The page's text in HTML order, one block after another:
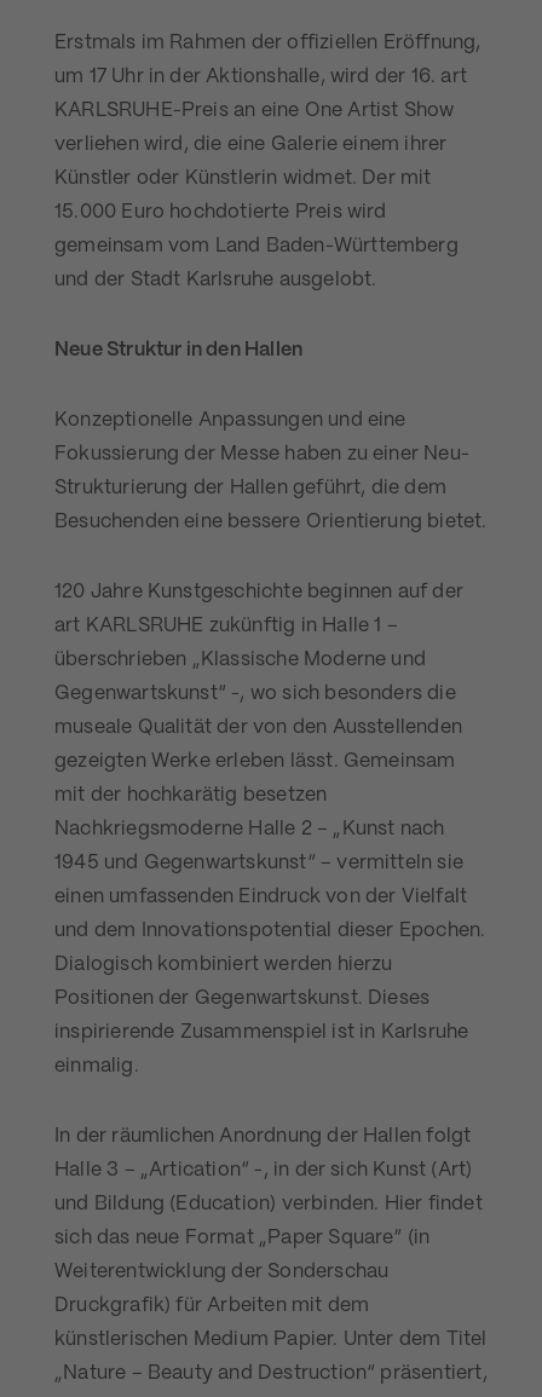
Erstmals im Rahmen der offiziellen Eröffnung,
um 17 Uhr in der Aktionshalle, wird der 16. art
KARLSRUHE-Preis an eine One Artist Show
verliehen wird, die eine Galerie einem ihrer
Künstler oder Künstlerin widmet. Der mit
15.000 Euro hochdotierte Preis wird
gemeinsam vom Land Baden-Württemberg
und der Stadt Karlsruhe ausgelobt.
Neue Struktur in den Hallen
Konzeptionelle Anpassungen und eine
Fokussierung der Messe haben zu einer Neu-
Strukturierung der Hallen geführt, die dem
Besuchenden eine bessere Orientierung bietet.
120 Jahre Kunstgeschichte beginnen auf der
art KARLSRUHE zukünftig in Halle 1 –
überschrieben „Klassische Moderne und
Gegenwartskunst“ -, wo sich besonders die
museale Qualität der von den Ausstellenden
gezeigten Werke erleben lässt. Gemeinsam
mit der hochkarätig besetzen
Nachkriegsmoderne Halle 2 – „Kunst nach
1945 und Gegenwartskunst“ – vermitteln sie
einen umfassenden Eindruck von der Vielfalt
und dem Innovationspotential dieser Epochen.
Dialogisch kombiniert werden hierzu
Positionen der Gegenwartskunst. Dieses
inspirierende Zusammenspiel ist in Karlsruhe
einmalig.
In der räumlichen Anordnung der Hallen folgt
Halle 3 – „Artication“ -, in der sich Kunst (Art)
und Bildung (Education) verbinden. Hier findet
sich das neue Format „Paper Square“ (in
Weiterentwicklung der Sonderschau
Druckgrafik) für Arbeiten mit dem
künstlerischen Medium Papier. Unter dem Titel
„Nature – Beauty and Destruction“ präsentiert,